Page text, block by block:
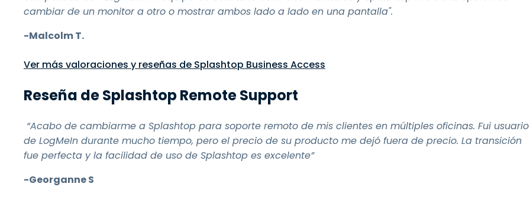
cambiar de un monitor a otro o mostrar ambos lado a lado en una pantalla".
-Malcolm T.
Ver más valoraciones y reseñas de Splashtop Business Access
Reseña de Splashtop Remote Support
“Acabo de cambiarme a Splashtop para soporte remoto de mis clientes en múltiples oficinas. Fui usuario
de LogMeIn durante mucho tiempo, pero el precio de su producto me dejó fuera de precio. La transición
fue perfecta y la facilidad de uso de Splashtop es excelente”
-Georganne S